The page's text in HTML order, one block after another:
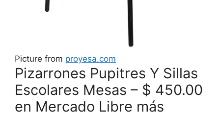
Picture from proyesa.com
Pizarrones Pupitres Y Sillas
Escolares Mesas – $ 450.00
en Mercado Libre más